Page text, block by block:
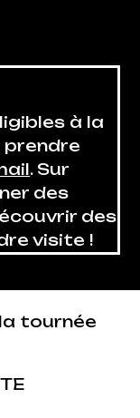
à la
prendre
. Sur
des
des
visite !
tournée